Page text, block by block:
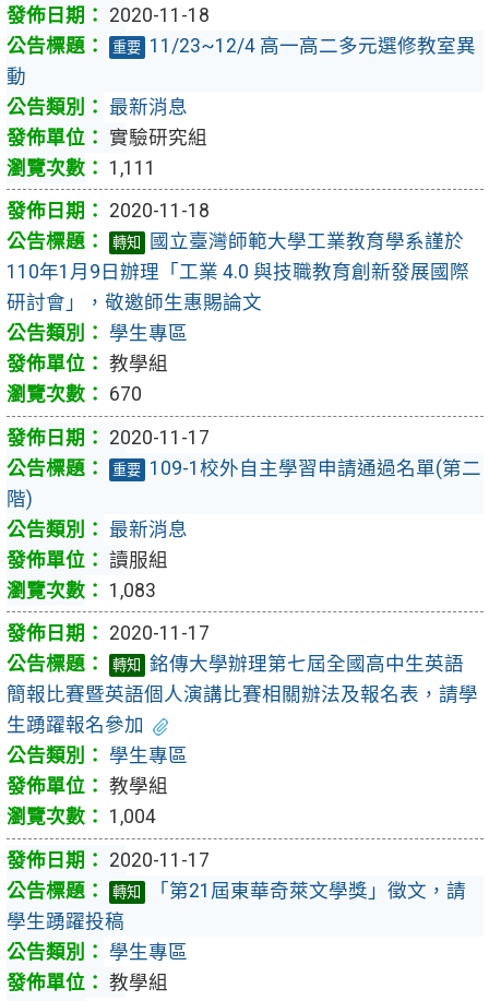
2020-11-18
重要 11/23~12/4 高一高二多元選修教室異
動
最新消息
實驗研究組
1,111
2020-11-18
轉知
國立臺灣師範大學工業教育學系謹於
110年1月9日辦理「工業 4.0 與技職教育創新發展國際
研討會」，敬邀師生惠賜論文
學生專區
教學組
670
2020-11-17
重要 109-1校外自主學習申請通過名單(第二
階)
最新消息
讀服組
1,083
2020-11-17
轉知
銘傳大學辦理第七屆全國高中生英語
簡報比賽暨英語個人演講比賽相關辦法及報名表，請學
生踴躍報名參加
學生專區
教學組
1,004
2020-11-17
轉知
「第21屆東華奇萊文學獎」徵文，請
學生踴躍投稿
學生專區
教學組